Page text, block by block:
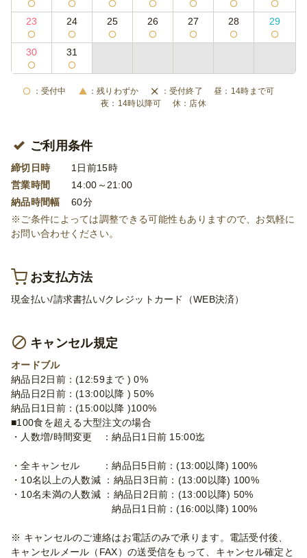
23 24 25 26 27 28 29
30 31
受付中 残りわずか 受付終了
14時まで可
14時以降可
店休
ご利用条件
締切日時
1日前15時
営業時間
14:00～21:00
納品時間幅
60分
※ご条件によっては調整できる可能性もありますので、お気軽に
お問い合わせください。
お支払方法
現金払い/請求書払い/クレジットカード（WEB決済）
キャンセル規定
オードブル
納品日2日前：(12:59まで ) 0%
納品日2日前：(13:00以降 ) 50%
納品日1日前：(15:00以降 )100%
■100食を超える大型注文の場合
・人数増/時間変更 ：納品日1日前 15:00迄
・全キャンセル ：納品日5日前：(13:00以降) 100%
・10名以上の人数減 ：納品日3日前：(13:00以降) 100%
・10名未満の人数減 ：納品日2日前：(13:00以降) 50%
納品日1日前：(16:00以降) 100%
※ キャンセルのご連絡はお電話のみで承ります。電話受付後、
キャンセルメール（FAX）の送受信をもって、キャンセル確定と